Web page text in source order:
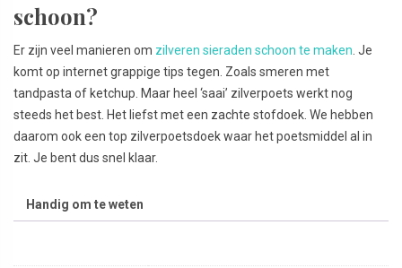
schoon?
Er zijn veel manieren om zilveren sieraden schoon te maken . Je
komt op internet grappige tips tegen. Zoals smeren met
tandpasta of ketchup. Maar heel ‘saai’ zilverpoets werkt nog
steeds het best. Het liefst met een zachte stofdoek. We hebben
daarom ook een top zilverpoetsdoek waar het poetsmiddel al in
zit. Je bent dus snel klaar.
Handig om te weten